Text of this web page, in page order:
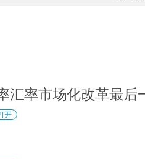
汇率市场化改革最后
开